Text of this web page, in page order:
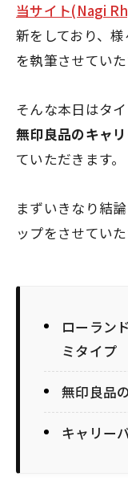
当サイト(Nagi
新をしており、様
を執筆させていた
そんな本日はタ
無印良品のキャリ
ていただきます。
まずいきなり結
ップをさせていた
ローラン
ミタイプ
無印良品
キャリー